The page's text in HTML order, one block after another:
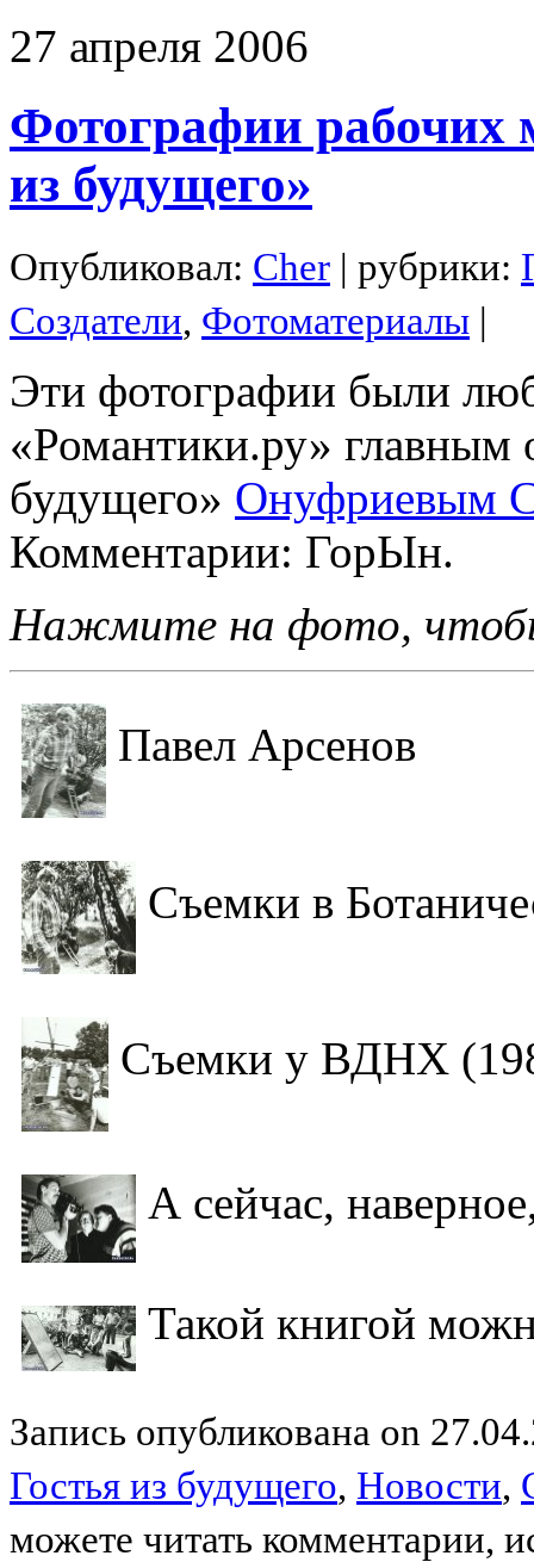
27 апреля 2006
Фотографии рабочих
из будущего»
Опубликовал: Cher | рубрики:
Создатели, Фотоматериалы |
Эти фотографии были
«Романтики.ру» главным
будущего» Онуфриевым
Комментарии: ГорЫн.
Нажмите на фото,
Павел Арсенов
Съемки в
Съемки у ВДНХ
А сейчас,
Такой книгой
Запись опубликована on
Гостья из будущего, Новости,
можете читать комментарии,